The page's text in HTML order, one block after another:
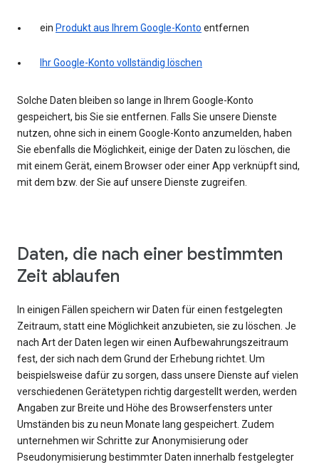
ein Produkt aus Ihrem Google-Konto entfernen
Ihr Google-Konto vollständig löschen
Solche Daten bleiben so lange in Ihrem Google-Konto
gespeichert, bis Sie sie entfernen. Falls Sie unsere Dienste
nutzen, ohne sich in einem Google-Konto anzumelden, haben
Sie ebenfalls die Möglichkeit, einige der Daten zu löschen, die
mit einem Gerät, einem Browser oder einer App verknüpft sind,
mit dem bzw. der Sie auf unsere Dienste zugreifen.
Daten, die nach einer bestimmten
Zeit ablaufen
In einigen Fällen speichern wir Daten für einen festgelegten
Zeitraum, statt eine Möglichkeit anzubieten, sie zu löschen. Je
nach Art der Daten legen wir einen Aufbewahrungszeitraum
fest, der sich nach dem Grund der Erhebung richtet. Um
beispielsweise dafür zu sorgen, dass unsere Dienste auf vielen
verschiedenen Gerätetypen richtig dargestellt werden, werden
Angaben zur Breite und Höhe des Browserfensters unter
Umständen bis zu neun Monate lang gespeichert. Zudem
unternehmen wir Schritte zur Anonymisierung oder
Pseudonymisierung bestimmter Daten innerhalb festgelegter